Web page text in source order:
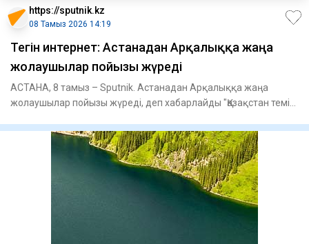
https://sputnik.kz
08 Тамыз 2026 14:19
Тегін интернет: Астанадан Арқалыққа жаңа
жолаушылар пойызы жүреді
АСТАНА, 8 тамыз – Sputnik. Астанадан Арқалыққа жаңа
жолаушылар пойызы жүреді, деп хабарлайды "Қазақстан темір